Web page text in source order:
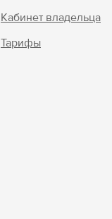
Кабинет владельца
Тарифы